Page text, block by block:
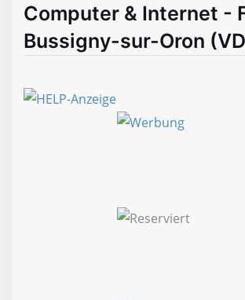
Computer & Internet -
Bussigny-sur-Oron